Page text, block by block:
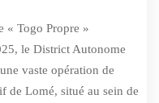
« Togo Propre »
le District Autonome
vaste opération de
de Lomé, situé au sein de